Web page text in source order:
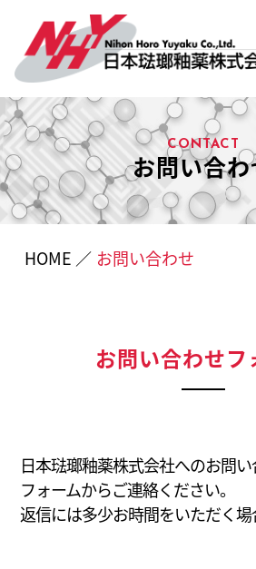
CONTACT
お問い合
HOME ／ お問い合わせ
お問い合わせフ
日本琺瑯釉薬株式会社へのお問
フォームからご連絡ください。
返信には多少お時間をいただく